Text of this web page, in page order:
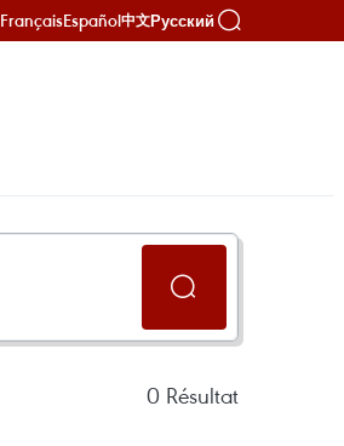
FrançaisEspañol中文Русский
0 Résultat